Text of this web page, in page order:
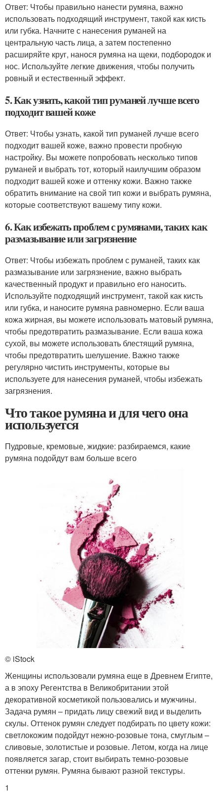
Ответ: Чтобы правильно нанести румяна, важно
использовать подходящий инструмент, такой как кисть
или губка. Начните с нанесения руманей на
центральную часть лица, а затем постепенно
расширяйте круг, нанося румяна на щеки, подбородок и
нос. Используйте легкие движения, чтобы получить
ровный и естественный эффект.
5. Как узнать, какой тип руманей лучше всего
подходит вашей коже
Ответ: Чтобы узнать, какой тип руманей лучше всего
подходит вашей коже, важно провести пробную
настройку. Вы можете попробовать несколько типов
руманей и выбрать тот, который наилучшим образом
подходит вашей коже и оттенку кожи. Важно также
обратить внимание на свой тип кожи и выбрать румяна,
которые соответствуют вашему типу кожи.
6. Как избежать проблем с румянами, таких как
размазывание или загрязнение
Ответ: Чтобы избежать проблем с руманей, таких как
размазывание или загрязнение, важно выбрать
качественный продукт и правильно его наносить.
Используйте подходящий инструмент, такой как кисть
или губка, и наносите румяна равномерно. Если ваша
кожа жирная, вы можете использовать матовый румяна,
чтобы предотвратить размазывание. Если ваша кожа
сухой, вы можете использовать блестящий румяна,
чтобы предотвратить шелушение. Важно также
регулярно чистить инструменты, которые вы
используете для нанесения руманей, чтобы избежать
загрязнения.
Что такое румяна и для чего она
используется
Пудровые, кремовые, жидкие: разбираемся, какие
румяна подойдут вам больше всего
© iStock
Женщины использовали румяна еще в Древнем Египте,
а в эпоху Регентства в Великобритании этой
декоративной косметикой пользовались и мужчины.
Задача румян – придать лицу свежий вид и выделить
скулы. Оттенок румян следует подбирать по цвету кожи:
светлокожим подойдут нежно-розовые тона, смуглым –
сливовые, золотистые и розовые. Летом, когда на лице
появляется загар, стоит выбирать темно-розовые
оттенки румян. Румяна бывают разной текстуры.
1